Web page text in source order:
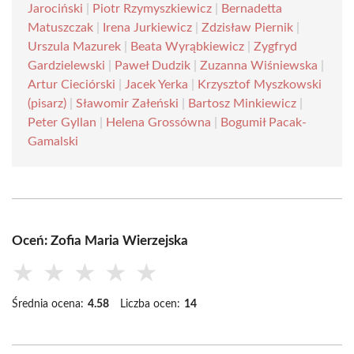
Jarociński Piotr Rzymyszkiewicz
Bernadetta
Matuszczak
Irena Jurkiewicz Zdzisław Piernik
Urszula Mazurek
Beata Wyrąbkiewicz
Zygfryd
Gardzielewski
Paweł Dudzik Zuzanna Wiśniewska
Artur Cieciórski
Jacek Yerka
Krzysztof Myszkowski
(pisarz)
Sławomir Załeński Bartosz Minkiewicz
Peter Gyllan
Helena Grossówna
Bogumił Pacak-
Gamalski
Oceń: Zofia Maria Wierzejska
★ ★ ★ ★ ★
Średnia ocena: 4.58 Liczba ocen: 14